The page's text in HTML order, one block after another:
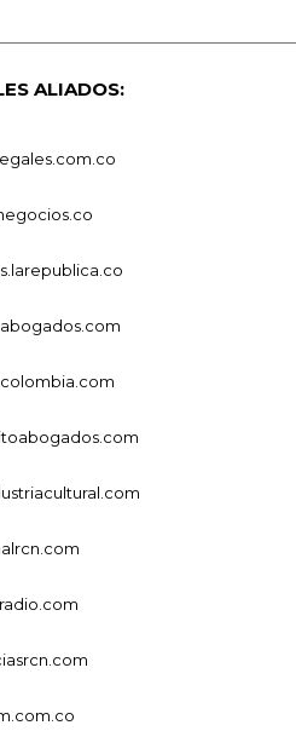
ALIADOS: